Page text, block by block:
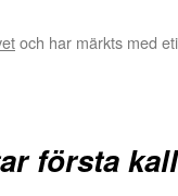
och har märkts med
första